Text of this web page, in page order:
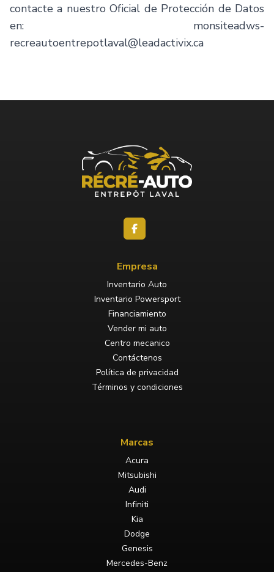
contacte a nuestro Oficial de Protección de Datos
en: monsiteadws-
recreautoentrepotlaval@leadactivix.ca
Empresa
Inventario Auto
Inventario Powersport
Financiamiento
Vender mi auto
Centro mecanico
Contáctenos
Política de privacidad
Términos y condiciones
Marcas
Acura
Mitsubishi
Audi
Infiniti
Kia
Dodge
Genesis
Mercedes-Benz